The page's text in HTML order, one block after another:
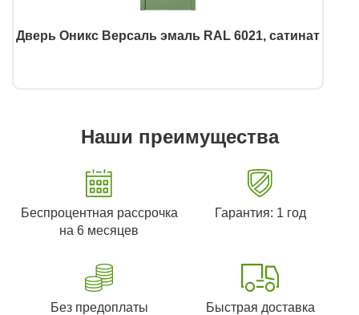
Дверь Оникс Версаль эмаль RAL 6021, сатинат
Наши преимущества
Беспроцентная рассрочка
на 6 месяцев
Гарантия: 1 год
Без предоплаты Быстрая доставка